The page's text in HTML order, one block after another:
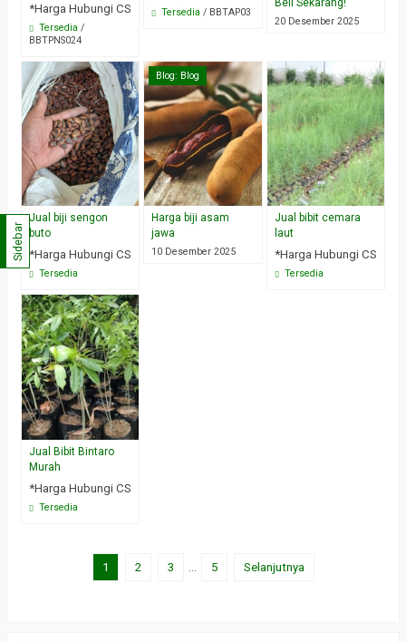
*Harga Hubungi CS
Tersedia /
BBTPNS024
Tersedia / BBTAP03
20 Desember 2025
Jual biji sengon
buto
*Harga Hubungi CS
Tersedia
Blog: Blog
Harga biji asam
jawa
10 Desember 2025
Jual bibit cemara
laut
*Harga Hubungi CS
Tersedia
Jual Bibit Bintaro
Murah
*Harga Hubungi CS
Tersedia
1 2 3 … 5 Selanjutnya
Sidebar